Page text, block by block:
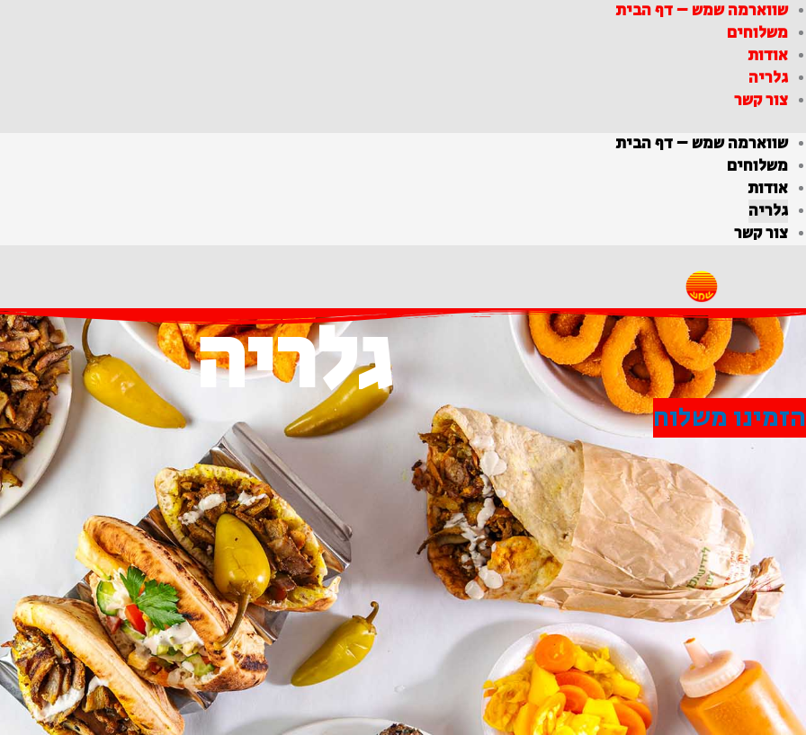
דילוג
לתוכן
שווארמה שמש – דף הבית
משלוחים
אודות
גלריה
צור קשר
שווארמה שמש – דף הבית
משלוחים
אודות
גלריה
צור קשר
גלריה הזמינו משלוח